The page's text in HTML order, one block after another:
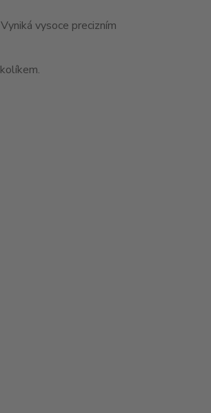
vysoce precizním